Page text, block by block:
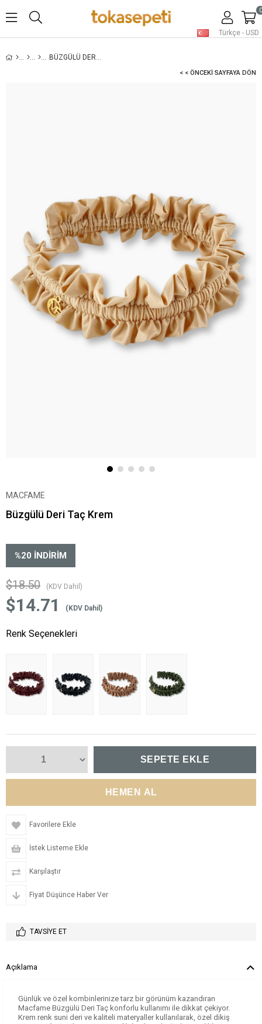
Türkçe - USD
0
BÜZGÜLÜ DERI TAÇ KREM
< < ÖNCEKI SAYFAYA DÖN
MACFAME
Büzgülü Deri Taç Krem
%20 İNDIRIM
$18.50 (KDV Dahil)
$14.71 (KDV Dahil)
Renk Seçenekleri
Favorilere Ekle
İstek Listeme Ekle
Karşılaştır
Fiyat Düşünce Haber Ver
TAVSIYE ET
Açıklama
Günlük ve özel kombinlerinize tarz bir görünüm kazandıran
Macfame Büzgülü Deri Taç konforlu kullanımı ile dikkat çekiyor.
Krem renk suni deri ve kaliteli materyaller kullanılarak, özel dikiş